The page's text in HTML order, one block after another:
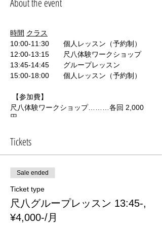
About the event
時間 クラス
10:00-11:30 個人レッスン（予約制）
12:00-13:15 尺八体験ワークショップ
13:45-14:45 グループレッスン
15:00-18:00 個人レッスン（予約制）
【参加費】
尺八体験ワークショップ………各回 2,000
円
二回）
個人レッスン………月謝制 4,000円（月二
回）
※お道具等ご用意しております。
※対象年齢：10才以上
【会場】
平塚市内
Tickets
Sale ended
Ticket type
尺八グループレッスン 13:45-,
¥4,000-/月